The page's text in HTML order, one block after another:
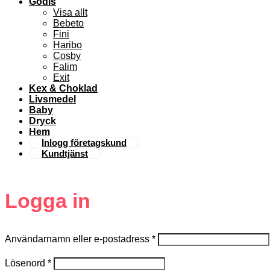
Visa allt
Bebeto
Fini
Haribo
Cosby
Falim
Exit
Kex & Choklad
Livsmedel
Baby
Dryck
Hem
Inlogg företagskund
Kundtjänst
Logga in
Användarnamn eller e-postadress *
Lösenord *